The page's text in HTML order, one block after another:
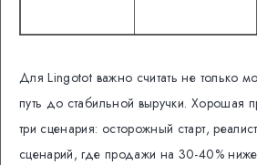
Для Lingotot важно считать не только
путь до стабильной выручки. Хорошая
три сценария: осторожный старт,
сценарий, где продажи на 30-40%